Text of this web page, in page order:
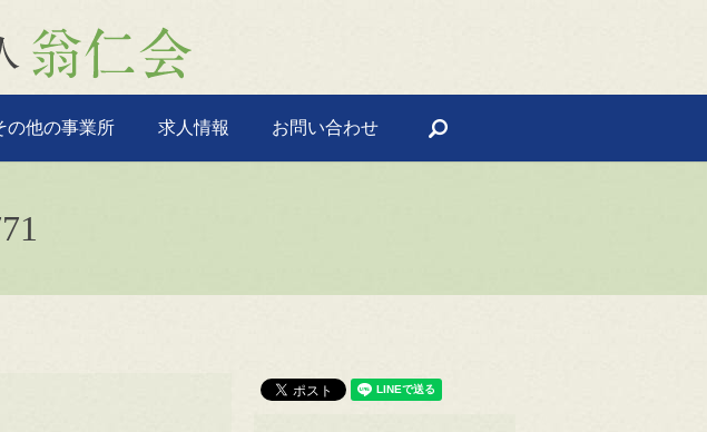
の他の事業所 求人情報 お問い合わせ